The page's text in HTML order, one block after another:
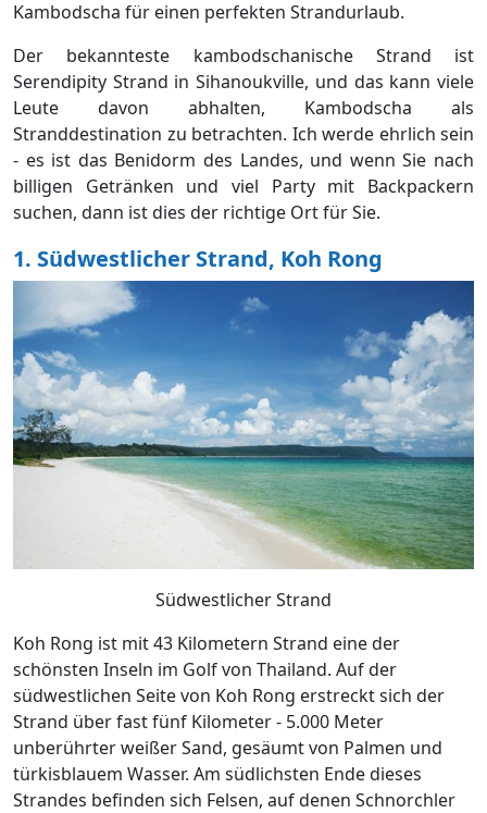
Kambodscha für einen perfekten Strandurlaub.
Der bekannteste kambodschanische Strand ist
Serendipity Strand in Sihanoukville, und das kann viele
Leute davon abhalten, Kambodscha als
Stranddestination zu betrachten. Ich werde ehrlich sein
- es ist das Benidorm des Landes, und wenn Sie nach
billigen Getränken und viel Party mit Backpackern
suchen, dann ist dies der richtige Ort für Sie.
1. Südwestlicher Strand, Koh Rong
Südwestlicher Strand
Koh Rong ist mit 43 Kilometern Strand eine der
schönsten Inseln im Golf von Thailand. Auf der
südwestlichen Seite von Koh Rong erstreckt sich der
Strand über fast fünf Kilometer - 5.000 Meter
unberührter weißer Sand, gesäumt von Palmen und
türkisblauem Wasser. Am südlichsten Ende dieses
Strandes befinden sich Felsen, auf denen Schnorchler